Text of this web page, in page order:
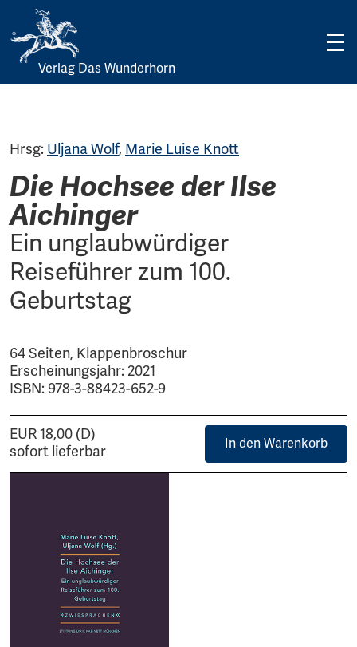
Skip
Verlag Das Wunderhorn
Hrsg: Uljana Wolf, Marie Luise Knott
Die Hochsee der Ilse
Aichinger
Ein unglaubwürdiger
Reiseführer zum 100.
Geburtstag
64 Seiten, Klappenbroschur
Erscheinungsjahr: 2021
ISBN: 978-3-88423-652-9
EUR 18,00 (D)
sofort lieferbar
In den Warenkorb